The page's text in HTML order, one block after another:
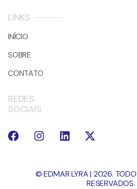
LINKS
INÍCIO
SOBRE
CONTATO
REDES
SOCIAIS
© EDMAR LYRA | 2026.
RESERVADOS.